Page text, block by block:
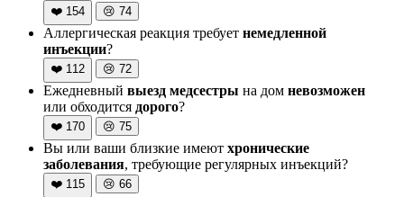
❤️ 154 😢 74
Аллергическая реакция требует немедленной
инъекции?
❤️ 112 😢 72
Ежедневный выезд медсестры на дом невозможен
или обходится дорого?
❤️ 170 😢 75
Вы или ваши близкие имеют хронические
заболевания, требующие регулярных инъекций?
❤️ 115 😢 66